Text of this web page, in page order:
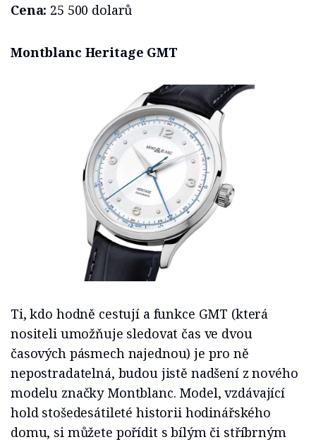
Cena: 25 500 dolarů
Montblanc Heritage GMT
Ti, kdo hodně cestují a funkce GMT (která
nositeli umožňuje sledovat čas ve dvou
časových pásmech najednou) je pro ně
nepostradatelná, budou jistě nadšení z nového
modelu značky Montblanc. Model, vzdávající
hold stošedesátileté historii hodinářského
domu, si můžete pořídit s bílým či stříbrným